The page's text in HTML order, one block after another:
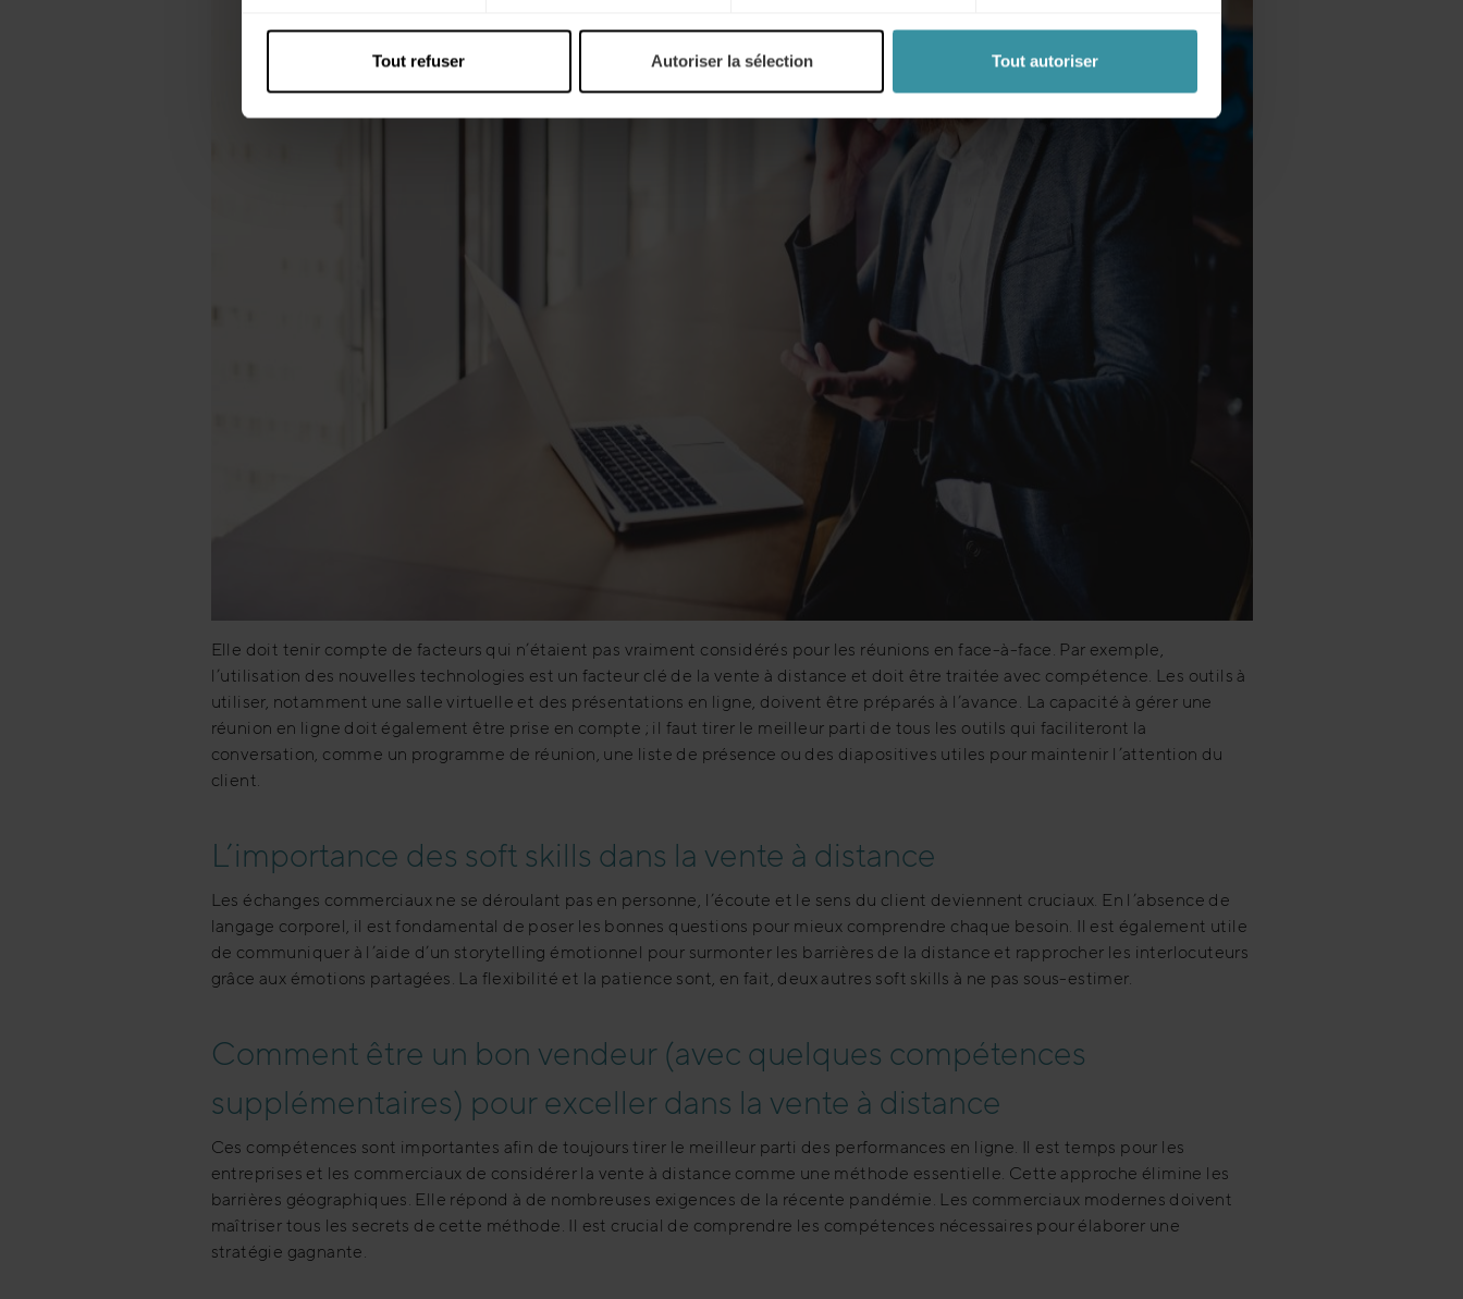
Tout refuser Autoriser la sélection Tout autoriser
Elle doit tenir compte de facteurs qui n’étaient pas vraiment considérés pour les réunions en face-à-face. Par exemple,
l’utilisation des nouvelles technologies est un facteur clé de la vente à distance et doit être traitée avec compétence. Les outils à
utiliser, notamment une salle virtuelle et des présentations en ligne, doivent être préparés à l’avance. La capacité à gérer une
réunion en ligne doit également être prise en compte ; il faut tirer le meilleur parti de tous les outils qui faciliteront la
conversation, comme un programme de réunion, une liste de présence ou des diapositives utiles pour maintenir l’attention du
client.
L’importance des soft skills dans la vente à distance
Les échanges commerciaux ne se déroulant pas en personne, l’écoute et le sens du client deviennent cruciaux. En l’absence de
langage corporel, il est fondamental de poser les bonnes questions pour mieux comprendre chaque besoin. Il est également utile
de communiquer à l’aide d’un storytelling émotionnel pour surmonter les barrières de la distance et rapprocher les interlocuteurs
grâce aux émotions partagées. La flexibilité et la patience sont, en fait, deux autres soft skills à ne pas sous-estimer.
Comment être un bon vendeur (avec quelques compétences
supplémentaires) pour exceller dans la vente à distance
Ces compétences sont importantes afin de toujours tirer le meilleur parti des performances en ligne. Il est temps pour les
entreprises et les commerciaux de considérer la vente à distance comme une méthode essentielle. Cette approche élimine les
barrières géographiques. Elle répond à de nombreuses exigences de la récente pandémie. Les commerciaux modernes doivent
maîtriser tous les secrets de cette méthode. Il est crucial de comprendre les compétences nécessaires pour élaborer une
stratégie gagnante.